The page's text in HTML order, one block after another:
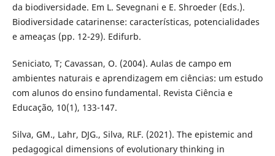
da biodiversidade. Em L. Sevegnani e E. Shroeder (Eds.).
Biodiversidade catarinense: características, potencialidades
e ameaças (pp. 12-29). Edifurb.
Seniciato, T; Cavassan, O. (2004). Aulas de campo em
ambientes naturais e aprendizagem em ciências: um estudo
com alunos do ensino fundamental. Revista Ciência e
Educação, 10(1), 133-147.
Silva, GM., Lahr, DJG., Silva, RLF. (2021). The epistemic and
pedagogical dimensions of evolutionary thinking in